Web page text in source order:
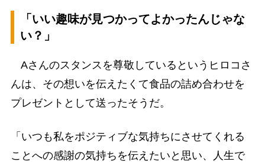
「いい趣味が見つかってよかったんじゃな
い？」
Aさんのスタンスを尊敬しているというヒロコさ
んは、その想いを伝えたくて食品の詰め合わせを
プレゼントとして送ったそうだ。
「いつも私をポジティブな気持ちにさせてくれる
ことへの感謝の気持ちを伝えたいと思い、人生で